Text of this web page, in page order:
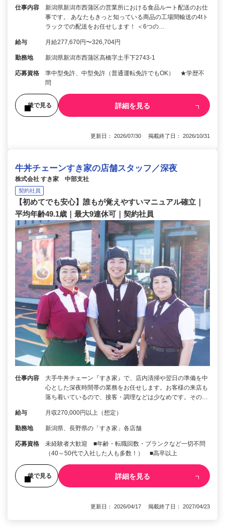
仕事内容
新潟県新潟市西蒲区の営業所における食品ルート配送のお仕
事です。 あなたもきっと知っている商品の工場間輸送の4tト
ラックでの配送をお任せします！ ＜6つの…
給与 月給277,670円〜326,704円
勤務地 新潟県新潟市西蒲区高橋字土手下2743-1
応募資格
準中型免許、中型免許（普通運転免許でもOK） ★学歴不
問
後で見る 詳細を見る
更新日： 2026/07/30 掲載終了日： 2026/10/31
牛丼チェーンすき家の店舗スタッフ／深夜
株式会社 すき家 中部支社
契約社員
【初めてでも安心】誰もが覚えやすいマニュアル確立｜
平均年齢49.1歳｜最大9連休可｜契約社員
仕事内容
大手牛丼チェーン『すき家』で、店内清掃や翌日の準備を中
心とした深夜時間帯の業務をお任せします。お客様の来店も
落ち着いているので、接客・調理などは少なめです。その…
給与 月収270,000円以上（想定）
勤務地 新潟県、長野県の「すき家」各店舗
応募資格
未経験者大歓迎 ■年齢・転職回数・ブランクなど一切不問
（40～50代で入社した人も多数！） ■高卒以上
後で見る 詳細を見る
更新日： 2026/04/17 掲載終了日： 2027/04/23